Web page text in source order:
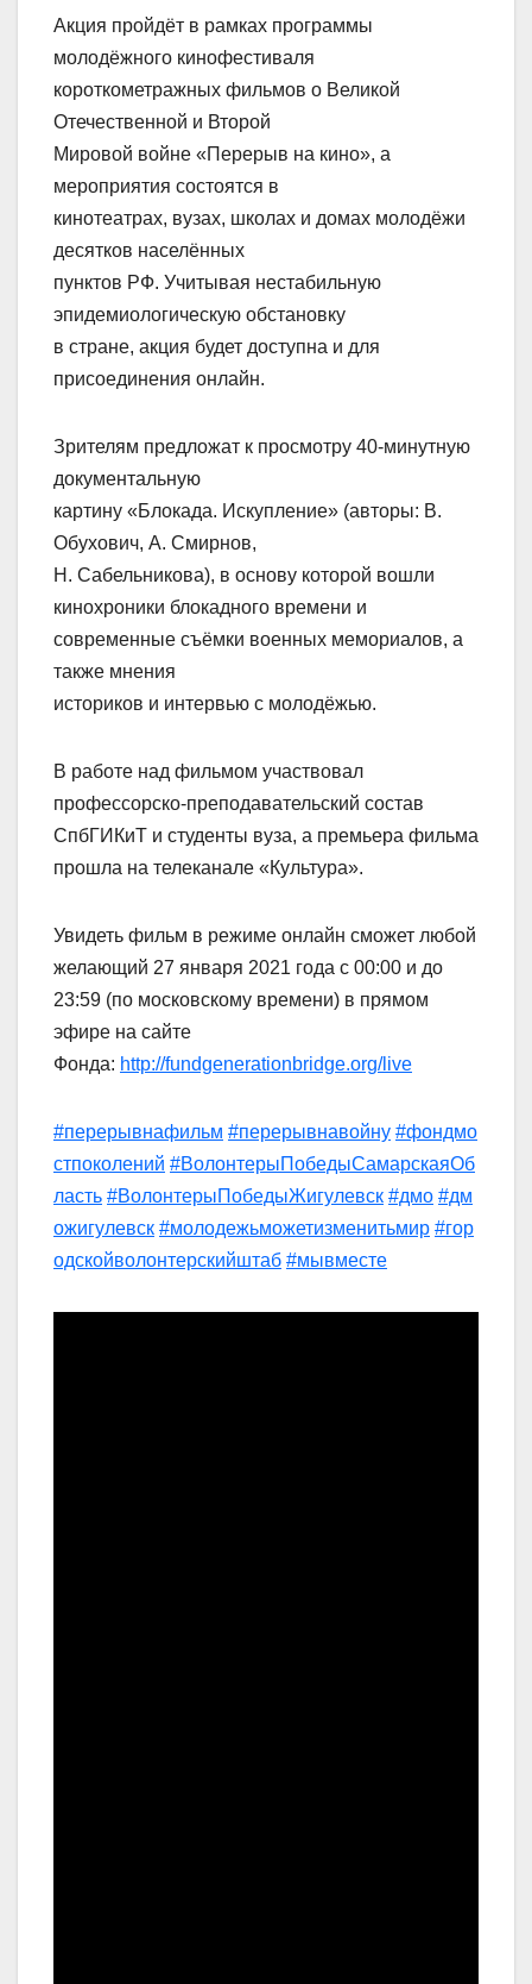
Акция пройдёт в рамках программы
молодёжного кинофестиваля
короткометражных фильмов о Великой
Отечественной и Второй
Мировой войне «Перерыв на кино», а
мероприятия состоятся в
кинотеатрах, вузах, школах и домах молодёжи
десятков населённых
пунктов РФ. Учитывая нестабильную
эпидемиологическую обстановку
в стране, акция будет доступна и для
присоединения онлайн.
Зрителям предложат к просмотру 40-минутную
документальную
картину «Блокада. Искупление» (авторы: В.
Обухович, А. Смирнов,
Н. Сабельникова), в основу которой вошли
кинохроники блокадного времени и
современные съёмки военных мемориалов, а
также мнения
историков и интервью с молодёжью.
В работе над фильмом участвовал
профессорско-преподавательский состав
СпбГИКиТ и студенты вуза, а премьера фильма
прошла на телеканале «Культура».
Увидеть фильм в режиме онлайн сможет любой
желающий 27 января 2021 года с 00:00 и до
23:59 (по московскому времени) в прямом
эфире на сайте
Фонда: http://fundgenerationbridge.org/live
#перерывнафильм #перерывнавойну #фондмо
стпоколений #ВолонтерыПобедыСамарскаяОб
ласть #ВолонтерыПобедыЖигулевск #дмо #дм
ожигулевск #молодежьможетизменитьмир #гор
одскойволонтерскийштаб #мывместе